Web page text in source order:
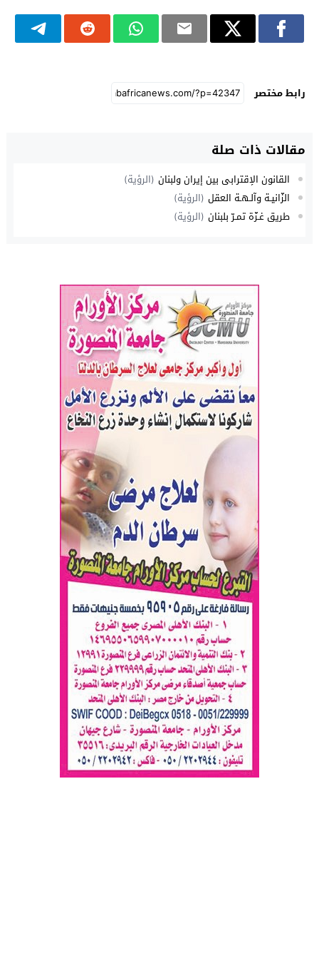
رابط مختصر
مقالات ذات صلة
القانون الإقترابي بين إيران ولبنان (الرؤية)
الزَّانيـة وآلـهـة العقل (الرؤية)
طريق غـزّة تمـرّ بلبنان (الرؤية)